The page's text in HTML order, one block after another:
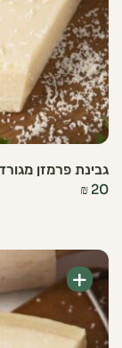
גבינת פרמזן
₪ 20
+